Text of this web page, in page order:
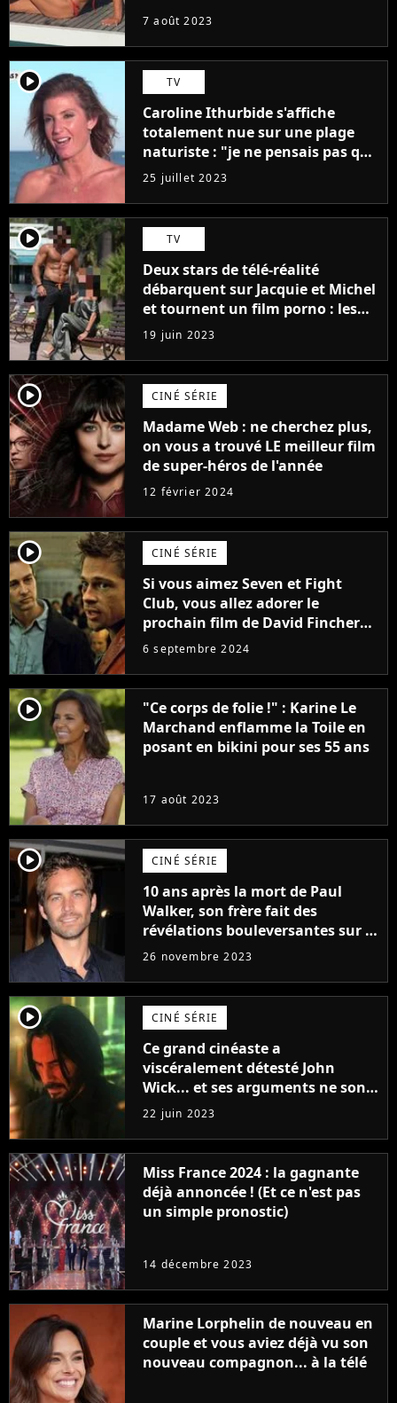
7 août 2023
player2 TV
Caroline Ithurbide s'affiche
totalement nue sur une plage
naturiste : "je ne pensais pas que
j'arriverais à le faire..."
25 juillet 2023
player2 TV
Deux stars de télé-réalité
débarquent sur Jacquie et Michel
et tournent un film porno : les
premières images du tournage
(exclu)
19 juin 2023
player2 CINÉ SÉRIE
Madame Web : ne cherchez plus,
on vous a trouvé LE meilleur film
de super-héros de l'année
12 février 2024
player2 CINÉ SÉRIE
Si vous aimez Seven et Fight
Club, vous allez adorer le
prochain film de David Fincher
avec lequel il se réinvente
complètement
6 septembre 2024
player2
"Ce corps de folie !" : Karine Le
Marchand enflamme la Toile en
posant en bikini pour ses 55 ans
17 août 2023
player2 CINÉ SÉRIE
10 ans après la mort de Paul
Walker, son frère fait des
révélations bouleversantes sur la
réaction des acteurs de Fast and
26 novembre 2023
player2 CINÉ SÉRIE
Ce grand cinéaste a
viscéralement détesté John
Wick... et ses arguments ne sont
pas si bêtes
22 juin 2023
Miss France 2024 : la gagnante
déjà annoncée ! (Et ce n'est pas
un simple pronostic)
14 décembre 2023
Marine Lorphelin de nouveau en
couple et vous aviez déjà vu son
nouveau compagnon... à la télé